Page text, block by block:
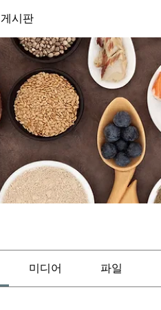
게시판
미디어 파일